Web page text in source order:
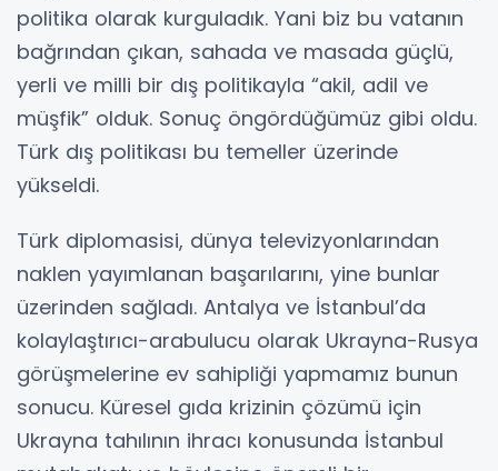
politika olarak kurguladık. Yani biz bu vatanın
bağrından çıkan, sahada ve masada güçlü,
yerli ve milli bir dış politikayla “akil, adil ve
müşfik” olduk. Sonuç öngördüğümüz gibi oldu.
Türk dış politikası bu temeller üzerinde
yükseldi.
Türk diplomasisi, dünya televizyonlarından
naklen yayımlanan başarılarını, yine bunlar
üzerinden sağladı. Antalya ve İstanbul’da
kolaylaştırıcı-arabulucu olarak Ukrayna-Rusya
görüşmelerine ev sahipliği yapmamız bunun
sonucu. Küresel gıda krizinin çözümü için
Ukrayna tahılının ihracı konusunda İstanbul